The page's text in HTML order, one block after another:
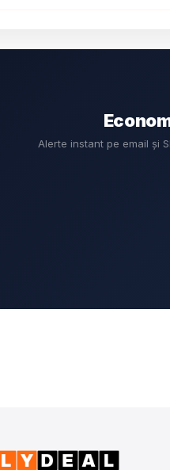
Alerte instant pe email și